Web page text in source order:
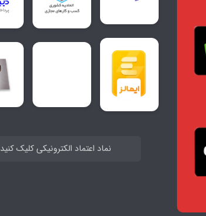
نماد اعتماد الکترونیکی کلیک کنید